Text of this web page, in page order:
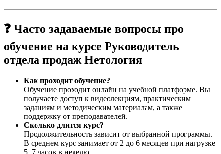
❓ Часто задаваемые вопросы про
обучение на курсе Руководитель
отдела продаж Нетология
Как проходит обучение?
Обучение проходит онлайн на учебной платформе. Вы
получаете доступ к видеолекциям, практическим
заданиям и методическим материалам, а также
поддержку от преподавателей.
Сколько длится курс?
Продолжительность зависит от выбранной программы.
В среднем курс занимает от 2 до 6 месяцев при нагрузке
5–7 часов в неделю.